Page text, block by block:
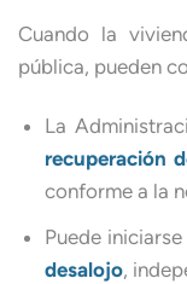
Cuando la
pública, pueden
La
recuperación
conforme a la
Puede iniciarse
desalojo,